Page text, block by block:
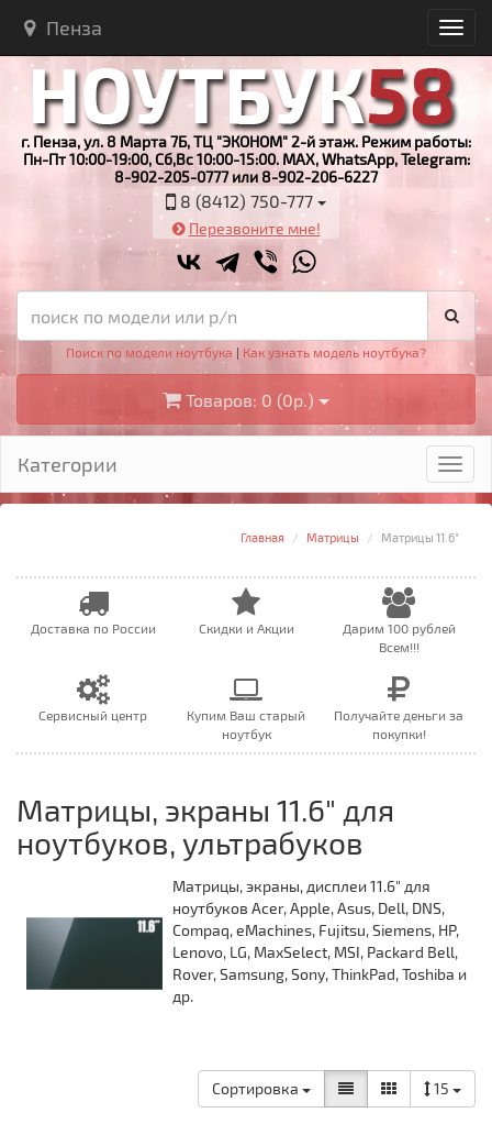
Пенза
г. Пенза, ул. 8 Марта 7Б, ТЦ "ЭКОНОМ" 2-й этаж. Режим работы:
Пн-Пт 10:00-19:00, Сб,Вс 10:00-15:00. MAX, WhatsApp, Telegram:
8-902-205-0777 или 8-902-206-6227
8 (8412) 750-777
Перезвоните мне!
Поиск по модели ноутбука | Как узнать модель ноутбука?
Товаров: 0 (0р.)
Категории
Главная Матрицы Матрицы 11.6"
Доставка по России Скидки и Акции
Дарим 100 рублей
Всем!!!
Сервисный центр
Купим Ваш старый
ноутбук
Получайте деньги за
покупки!
Матрицы, экраны 11.6" для
ноутбуков, ультрабуков
Матрицы, экраны, дисплеи 11.6" для
ноутбуков Acer, Apple, Asus, Dell, DNS,
Compaq, eMachines, Fujitsu, Siemens, HP,
Lenovo, LG, MaxSelect, MSI, Packard Bell,
Rover, Samsung, Sony, ThinkPad, Toshiba и
др.
Сортировка 15